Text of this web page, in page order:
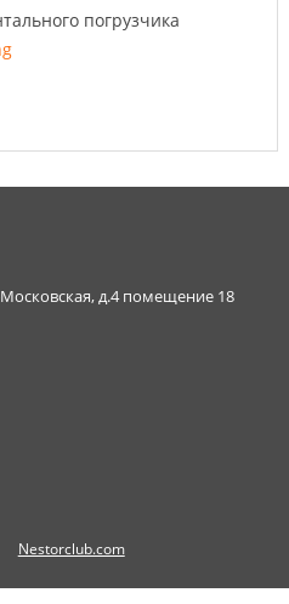
погрузчика
д.4 помещение 18
Nestorclub.com